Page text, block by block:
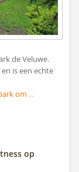
de Veluwe.
is een echte
om . .
op